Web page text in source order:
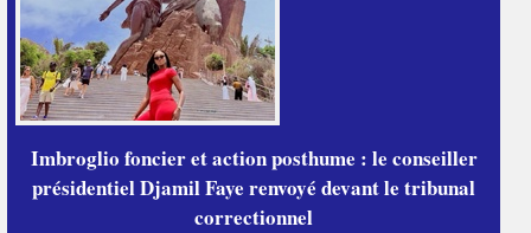
Imbroglio foncier et action posthume : le conseiller
présidentiel Djamil Faye renvoyé devant le tribunal
correctionnel